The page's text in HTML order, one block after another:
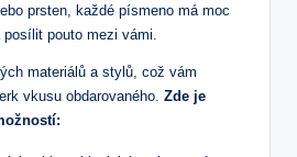
prsten, každé písmeno má moc
pouto mezi vámi.
materiálů a stylů, což vám
vkusu obdarovaného. Zde je